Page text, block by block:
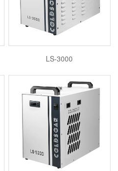
LS-3000